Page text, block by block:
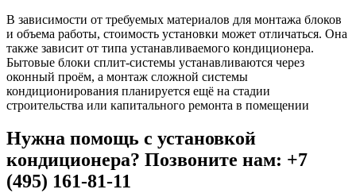
В зависимости от требуемых материалов для монтажа блоков
и объема работы, стоимость установки может отличаться. Она
также зависит от типа устанавливаемого кондиционера.
Бытовые блоки сплит-системы устанавливаются через
оконный проём, а монтаж сложной системы
кондиционирования планируется ещё на стадии
строительства или капитального ремонта в помещении
Нужна помощь с установкой
кондиционера? Позвоните нам: +7
(495) 161-81-11